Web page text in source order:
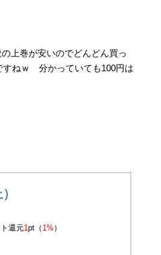
上巻が安いのでどんどん買っ
すねｗ 分かっていても100円は
還元1pt（ 1% ）